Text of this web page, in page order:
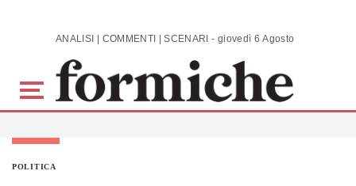
Skip to main content ANALISI | COMMENTI | SCENARI - giovedì 6 Agosto 2026
POLITICA